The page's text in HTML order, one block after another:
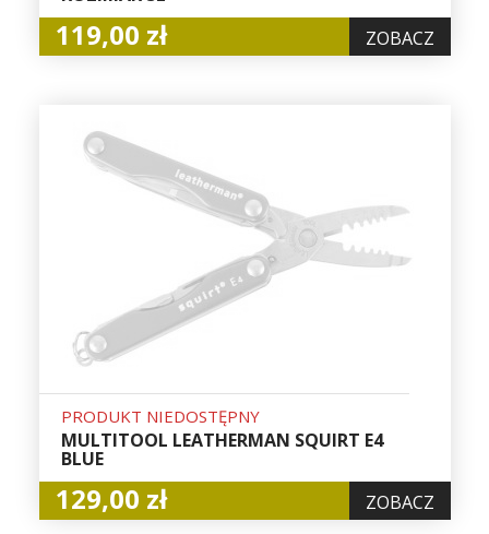
119,00 zł ZOBACZ
PRODUKT NIEDOSTĘPNY
MULTITOOL LEATHERMAN SQUIRT E4
BLUE
129,00 zł ZOBACZ